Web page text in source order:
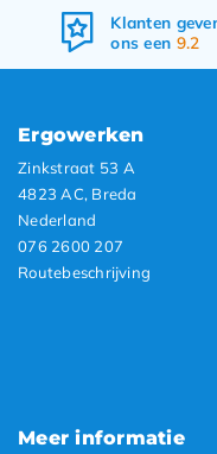
Meest bekeken
Nieuwste producten
Klanten geven
ons een9.2
Ergowerken
Zinkstraat 53 A
4823 AC, Breda
Nederland
076 2600 207
Routebeschrijving
Meer informatie